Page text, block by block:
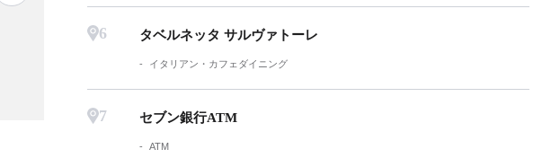
6 タベルネッタ サルヴァトーレ
イタリアン・カフェダイニング
7 セブン銀行ATM
ATM